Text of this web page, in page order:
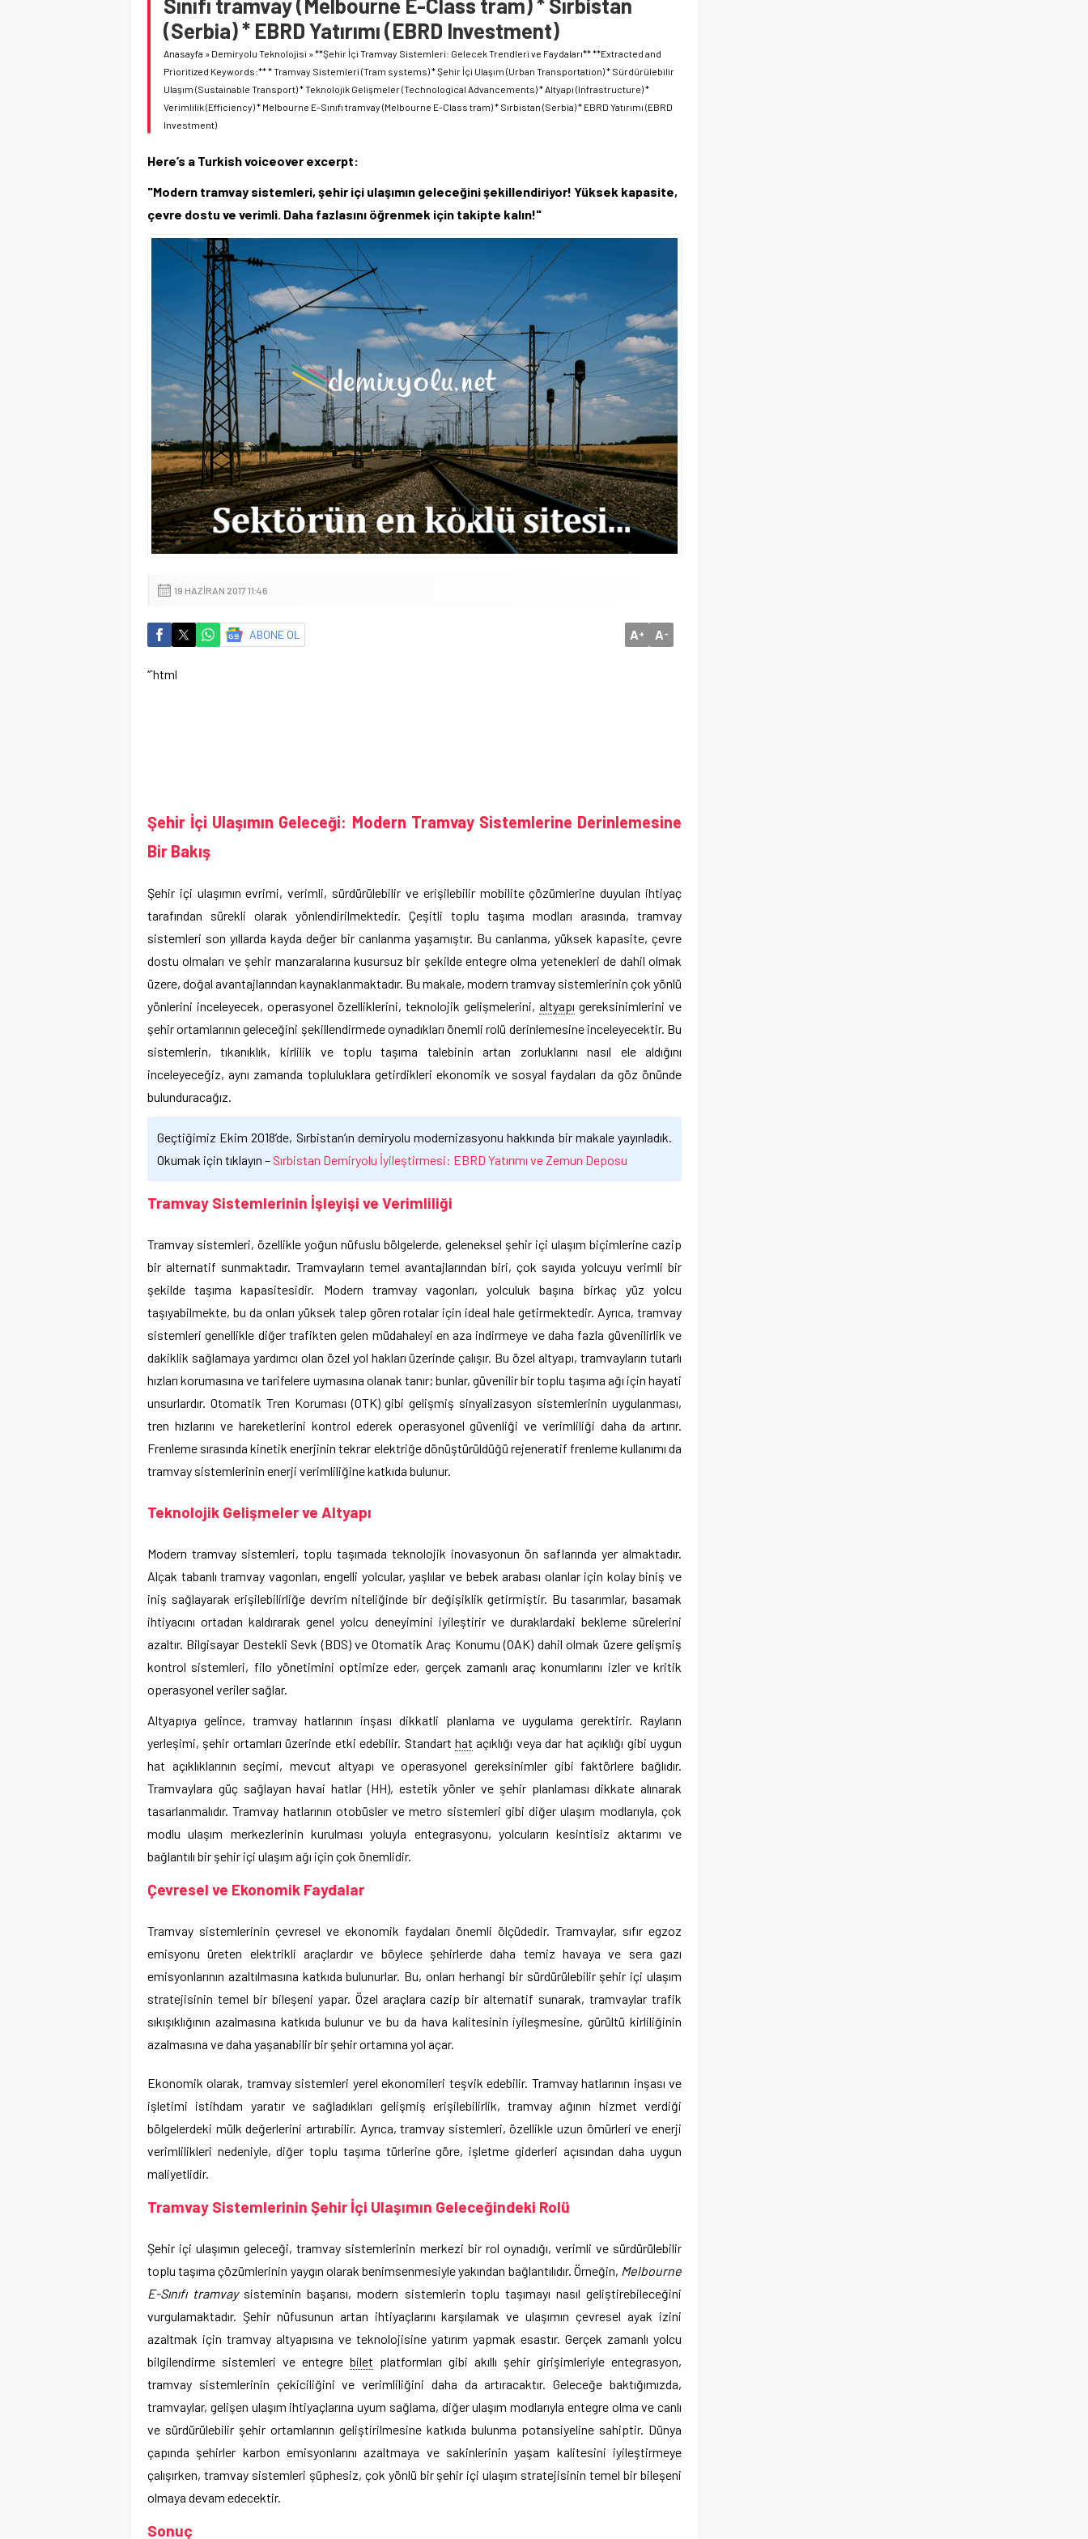
Sınıfı tramvay (Melbourne E-Class tram) * Sırbistan
(Serbia) * EBRD Yatırımı (EBRD Investment)
Anasayfa » Demiryolu Teknolojisi »**Şehir İçi Tramvay Sistemleri: Gelecek Trendleri ve Faydaları** **Extracted and
Prioritized Keywords:** * Tramvay Sistemleri (Tram systems) * Şehir İçi Ulaşım (Urban Transportation) * Sürdürülebilir
Ulaşım (Sustainable Transport) * Teknolojik Gelişmeler (Technological Advancements) * Altyapı (Infrastructure) *
Verimlilik (Efficiency) * Melbourne E-Sınıfı tramvay (Melbourne E-Class tram) * Sırbistan (Serbia) * EBRD Yatırımı (EBRD
Investment)
Here’s a Turkish voiceover excerpt:
"Modern tramvay sistemleri, şehir içi ulaşımın geleceğini şekillendiriyor! Yüksek kapasite,
çevre dostu ve verimli. Daha fazlasını öğrenmek için takipte kalın!"
19 HAZIRAN 2017 11:46
ABONE OL A+ A-
“`html
Şehir İçi Ulaşımın Geleceği: Modern Tramvay Sistemlerine Derinlemesine
Bir Bakış
Şehir içi ulaşımın evrimi, verimli, sürdürülebilir ve erişilebilir mobilite çözümlerine duyulan ihtiyaç
tarafından sürekli olarak yönlendirilmektedir. Çeşitli toplu taşıma modları arasında, tramvay
sistemleri son yıllarda kayda değer bir canlanma yaşamıştır. Bu canlanma, yüksek kapasite, çevre
dostu olmaları ve şehir manzaralarına kusursuz bir şekilde entegre olma yetenekleri de dahil olmak
üzere, doğal avantajlarından kaynaklanmaktadır. Bu makale, modern tramvay sistemlerinin çok yönlü
yönlerini inceleyecek, operasyonel özelliklerini, teknolojik gelişmelerini, altyapı gereksinimlerini ve
şehir ortamlarının geleceğini şekillendirmede oynadıkları önemli rolü derinlemesine inceleyecektir. Bu
sistemlerin, tıkanıklık, kirlilik ve toplu taşıma talebinin artan zorluklarını nasıl ele aldığını
inceleyeceğiz, aynı zamanda topluluklara getirdikleri ekonomik ve sosyal faydaları da göz önünde
bulunduracağız.
Geçtiğimiz Ekim 2018’de, Sırbistan’ın demiryolu modernizasyonu hakkında bir makale yayınladık.
Okumak için tıklayın – Sırbistan Demiryolu İyileştirmesi: EBRD Yatırımı ve Zemun Deposu
Tramvay Sistemlerinin İşleyişi ve Verimliliği
Tramvay sistemleri, özellikle yoğun nüfuslu bölgelerde, geleneksel şehir içi ulaşım biçimlerine cazip
bir alternatif sunmaktadır. Tramvayların temel avantajlarından biri, çok sayıda yolcuyu verimli bir
şekilde taşıma kapasitesidir. Modern tramvay vagonları, yolculuk başına birkaç yüz yolcu
taşıyabilmekte, bu da onları yüksek talep gören rotalar için ideal hale getirmektedir. Ayrıca, tramvay
sistemleri genellikle diğer trafikten gelen müdahaleyi en aza indirmeye ve daha fazla güvenilirlik ve
dakiklik sağlamaya yardımcı olan özel yol hakları üzerinde çalışır. Bu özel altyapı, tramvayların tutarlı
hızları korumasına ve tarifelere uymasına olanak tanır; bunlar, güvenilir bir toplu taşıma ağı için hayati
unsurlardır. Otomatik Tren Koruması (OTK) gibi gelişmiş sinyalizasyon sistemlerinin uygulanması,
tren hızlarını ve hareketlerini kontrol ederek operasyonel güvenliği ve verimliliği daha da artırır.
Frenleme sırasında kinetik enerjinin tekrar elektriğe dönüştürüldüğü rejeneratif frenleme kullanımı da
tramvay sistemlerinin enerji verimliliğine katkıda bulunur.
Teknolojik Gelişmeler ve Altyapı
Modern tramvay sistemleri, toplu taşımada teknolojik inovasyonun ön saflarında yer almaktadır.
Alçak tabanlı tramvay vagonları, engelli yolcular, yaşlılar ve bebek arabası olanlar için kolay biniş ve
iniş sağlayarak erişilebilirliğe devrim niteliğinde bir değişiklik getirmiştir. Bu tasarımlar, basamak
ihtiyacını ortadan kaldırarak genel yolcu deneyimini iyileştirir ve duraklardaki bekleme sürelerini
azaltır. Bilgisayar Destekli Sevk (BDS) ve Otomatik Araç Konumu (OAK) dahil olmak üzere gelişmiş
kontrol sistemleri, filo yönetimini optimize eder, gerçek zamanlı araç konumlarını izler ve kritik
operasyonel veriler sağlar.
Altyapıya gelince, tramvay hatlarının inşası dikkatli planlama ve uygulama gerektirir. Rayların
yerleşimi, şehir ortamları üzerinde etki edebilir. Standart hat açıklığı veya dar hat açıklığı gibi uygun
hat açıklıklarının seçimi, mevcut altyapı ve operasyonel gereksinimler gibi faktörlere bağlıdır.
Tramvaylara güç sağlayan havai hatlar (HH), estetik yönler ve şehir planlaması dikkate alınarak
tasarlanmalıdır. Tramvay hatlarının otobüsler ve metro sistemleri gibi diğer ulaşım modlarıyla, çok
modlu ulaşım merkezlerinin kurulması yoluyla entegrasyonu, yolcuların kesintisiz aktarımı ve
bağlantılı bir şehir içi ulaşım ağı için çok önemlidir.
Çevresel ve Ekonomik Faydalar
Tramvay sistemlerinin çevresel ve ekonomik faydaları önemli ölçüdedir. Tramvaylar, sıfır egzoz
emisyonu üreten elektrikli araçlardır ve böylece şehirlerde daha temiz havaya ve sera gazı
emisyonlarının azaltılmasına katkıda bulunurlar. Bu, onları herhangi bir sürdürülebilir şehir içi ulaşım
stratejisinin temel bir bileşeni yapar. Özel araçlara cazip bir alternatif sunarak, tramvaylar trafik
sıkışıklığının azalmasına katkıda bulunur ve bu da hava kalitesinin iyileşmesine, gürültü kirliliğinin
azalmasına ve daha yaşanabilir bir şehir ortamına yol açar.
Ekonomik olarak, tramvay sistemleri yerel ekonomileri teşvik edebilir. Tramvay hatlarının inşası ve
işletimi istihdam yaratır ve sağladıkları gelişmiş erişilebilirlik, tramvay ağının hizmet verdiği
bölgelerdeki mülk değerlerini artırabilir. Ayrıca, tramvay sistemleri, özellikle uzun ömürleri ve enerji
verimlilikleri nedeniyle, diğer toplu taşıma türlerine göre, işletme giderleri açısından daha uygun
maliyetlidir.
Tramvay Sistemlerinin Şehir İçi Ulaşımın Geleceğindeki Rolü
Şehir içi ulaşımın geleceği, tramvay sistemlerinin merkezi bir rol oynadığı, verimli ve sürdürülebilir
toplu taşıma çözümlerinin yaygın olarak benimsenmesiyle yakından bağlantılıdır. Örneğin, Melbourne
E-Sınıfı tramvaysisteminin başarısı, modern sistemlerin toplu taşımayı nasıl geliştirebileceğini
vurgulamaktadır. Şehir nüfusunun artan ihtiyaçlarını karşılamak ve ulaşımın çevresel ayak izini
azaltmak için tramvay altyapısına ve teknolojisine yatırım yapmak esastır. Gerçek zamanlı yolcu
bilgilendirme sistemleri ve entegre bilet platformları gibi akıllı şehir girişimleriyle entegrasyon,
tramvay sistemlerinin çekiciliğini ve verimliliğini daha da artıracaktır. Geleceğe baktığımızda,
tramvaylar, gelişen ulaşım ihtiyaçlarına uyum sağlama, diğer ulaşım modlarıyla entegre olma ve canlı
ve sürdürülebilir şehir ortamlarının geliştirilmesine katkıda bulunma potansiyeline sahiptir. Dünya
çapında şehirler karbon emisyonlarını azaltmaya ve sakinlerinin yaşam kalitesini iyileştirmeye
çalışırken, tramvay sistemleri şüphesiz, çok yönlü bir şehir içi ulaşım stratejisinin temel bir bileşeni
olmaya devam edecektir.
Sonuç